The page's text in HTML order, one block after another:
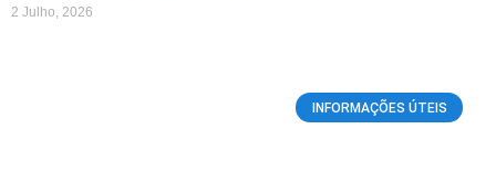
2 Julho, 2026
INFORMAÇÕES ÚTEIS